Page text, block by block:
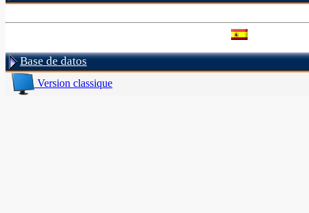
Base de datos
Version classique